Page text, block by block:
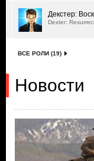
Декстер:
Dexter:
ВСЕ РОЛИ (19)
Новости